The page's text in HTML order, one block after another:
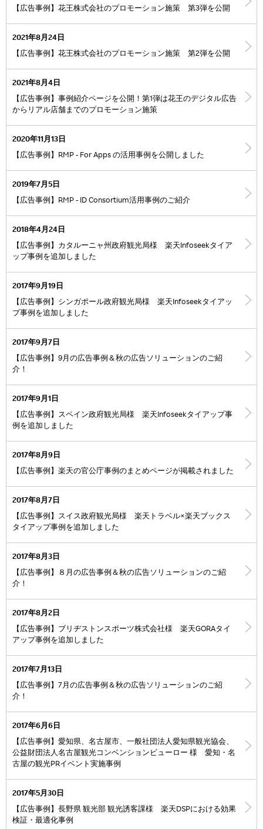
【広告事例】花王株式会社のプロモーション施策 第3弾を公開
2021年8月24日
【広告事例】花王株式会社のプロモーション施策 第2弾を公開
2021年8月4日
【広告事例】事例紹介ページを公開！第1弾は花王のデジタル広告
からリアル店舗までのプロモーション施策
2020年11月13日
【広告事例】RMP - For Apps の活用事例を公開しました
2019年7月5日
【広告事例】RMP - ID Consortium活用事例のご紹介
2018年4月24日
【広告事例】カタルーニャ州政府観光局様 楽天Infoseekタイア
ップ事例を追加しました
2017年9月19日
【広告事例】シンガポール政府観光局様 楽天Infoseekタイアッ
プ事例を追加しました
2017年9月7日
【広告事例】9月の広告事例＆秋の広告ソリューションのご紹
介！
2017年9月1日
【広告事例】スペイン政府観光局様 楽天Infoseekタイアップ事
例を追加しました
2017年8月9日
【広告事例】楽天の官公庁事例のまとめページが掲載されました
2017年8月7日
【広告事例】スイス政府観光局様 楽天トラベル×楽天ブックス
タイアップ事例を追加しました
2017年8月3日
【広告事例】８月の広告事例＆秋の広告ソリューションのご紹
介！
2017年8月2日
【広告事例】ブリヂストンスポーツ株式会社様 楽天GORAタイ
アップ事例を追加しました
2017年7月13日
【広告事例】7月の広告事例＆秋の広告ソリューションのご紹
介！
2017年6月6日
【広告事例】愛知県、名古屋市、一般社団法人愛知県観光協会、
公益財団法人名古屋観光コンベンションビューロー 様 愛知・名
古屋の観光PRイベント実施事例
2017年5月30日
【広告事例】長野県 観光部 観光誘客課様 楽天DSPにおける効果
検証・最適化事例